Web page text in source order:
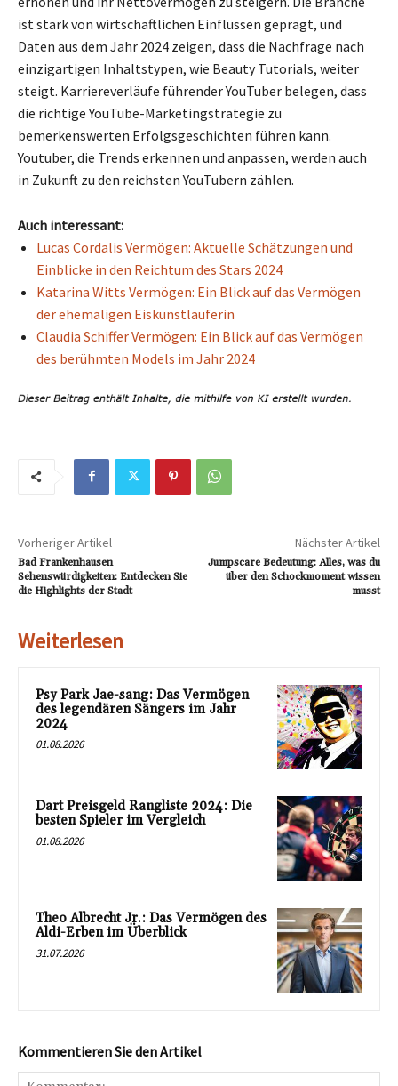
ist stark von wirtschaftlichen Einflüssen geprägt, und
Daten aus dem Jahr 2024 zeigen, dass die Nachfrage nach
einzigartigen Inhaltstypen, wie Beauty Tutorials, weiter
steigt. Karriereverläufe führender YouTuber belegen, dass
die richtige YouTube-Marketingstrategie zu
bemerkenswerten Erfolgsgeschichten führen kann.
Youtuber, die Trends erkennen und anpassen, werden auch
in Zukunft zu den reichsten YouTubern zählen.
Auch interessant:
Lucas Cordalis Vermögen: Aktuelle Schätzungen und
Einblicke in den Reichtum des Stars 2024
Katarina Witts Vermögen: Ein Blick auf das Vermögen
der ehemaligen Eiskunstläuferin
Claudia Schiffer Vermögen: Ein Blick auf das Vermögen
des berühmten Models im Jahr 2024
Vorheriger Artikel
Bad Frankenhausen
Sehenswürdigkeiten: Entdecken Sie
die Highlights der Stadt
Nächster Artikel
Jumpscare Bedeutung: Alles, was du
über den Schockmoment wissen
musst
Weiterlesen
Psy Park Jae-sang: Das Vermögen
des legendären Sängers im Jahr
2024
01.08.2026
Dart Preisgeld Rangliste 2024: Die
besten Spieler im Vergleich
01.08.2026
Theo Albrecht Jr.: Das Vermögen des
Aldi-Erben im Überblick
31.07.2026
Kommentieren Sie den Artikel